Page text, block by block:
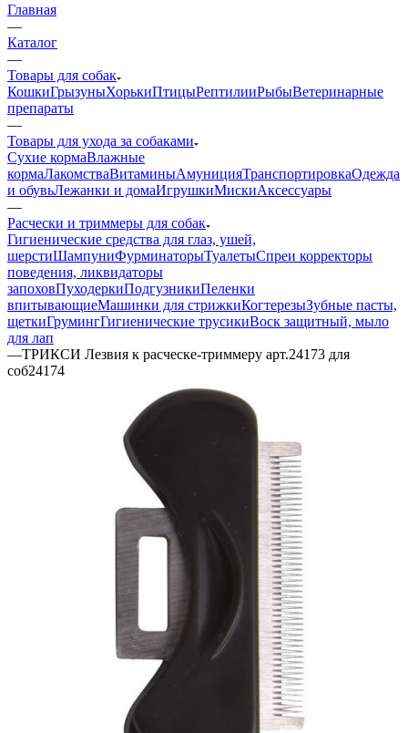
Главная
—
Каталог
—
Товары для собак
КошкиГрызуныХорькиПтицыРептилииРыбыВетеринарные
препараты
—
Товары для ухода за собаками
Сухие кормаВлажные
кормаЛакомстваВитаминыАмуницияТранспортировкаОдежда
и обувьЛежанки и домаИгрушкиМискиАксессуары
—
Расчески и триммеры для собак
Гигиенические средства для глаз, ушей,
шерстиШампуниФурминаторыТуалетыСпреи корректоры
поведения, ликвидаторы
запоховПуходеркиПодгузникиПеленки
впитывающиеМашинки для стрижкиКогтерезыЗубные пасты,
щеткиГрумингГигиенические трусикиВоск защитный, мыло
для лап
—ТРИКСИ Лезвия к расческе-триммеру арт.24173 для
соб24174